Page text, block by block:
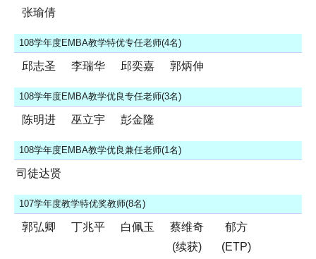
张瑜倩
108学年度EMBA教学特优专任老师(4名)
邱志圣 李瑞华 邱奕嘉 郭炳伸
108学年度EMBA教学优良专任老师(3名)
陈明进 巫立宇 彭金隆
108学年度EMBA教学优良兼任老师(1名)
司徒达贤
107学年度教学特优奖教师(8名)
郭弘卿 丁兆平 白佩玉
蔡维奇
(续获)
郁方
(ETP)